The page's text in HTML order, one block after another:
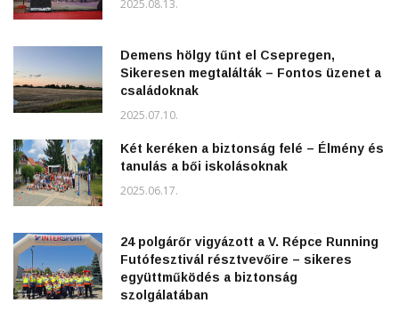
2025.08.13.
Demens hölgy tűnt el Csepregen,
Sikeresen megtalálták – Fontos üzenet a
családoknak
2025.07.10.
Két keréken a biztonság felé – Élmény és
tanulás a bői iskolásoknak
2025.06.17.
24 polgárőr vigyázott a V. Répce Running
Futófesztivál résztvevőire – sikeres
együttműködés a biztonság
szolgálatában